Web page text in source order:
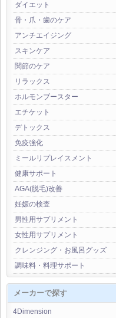
ダイエット
骨・爪・歯のケア
アンチエイジング
スキンケア
関節のケア
リラックス
ホルモンブースター
エチケット
デトックス
免疫強化
ミールリプレイスメント
健康サポート
AGA(脱毛)改善
妊娠の検査
男性用サプリメント
女性用サプリメント
クレンジング・お風呂グッズ
調味料・料理サポート
メーカーで探す
4Dimension